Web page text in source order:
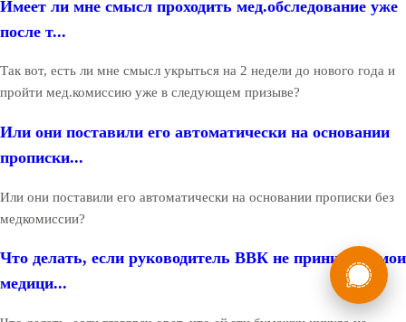
Имеет ли мне смысл проходить мед.обследование уже
после т...
Так вот, есть ли мне смысл укрыться на 2 недели до нового года и
пройти мед.комиссию уже в следующем призыве?
Или они поставили его автоматически на основании
прописки...
Или они поставили его автоматически на основании прописки без
медкомиссии?
Что делать, если руководитель ВВК не принимает мои
медици...
Мы в России
Бесплатная